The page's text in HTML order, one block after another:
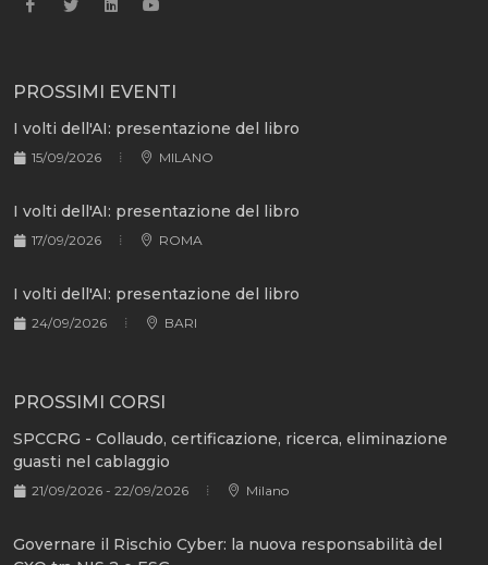
PROSSIMI EVENTI
I volti dell'AI: presentazione del libro
15/09/2026 MILANO
I volti dell'AI: presentazione del libro
17/09/2026 ROMA
I volti dell'AI: presentazione del libro
24/09/2026 BARI
PROSSIMI CORSI
SPCCRG - Collaudo, certificazione, ricerca, eliminazione
guasti nel cablaggio
21/09/2026 - 22/09/2026 Milano
Governare il Rischio Cyber: la nuova responsabilità del